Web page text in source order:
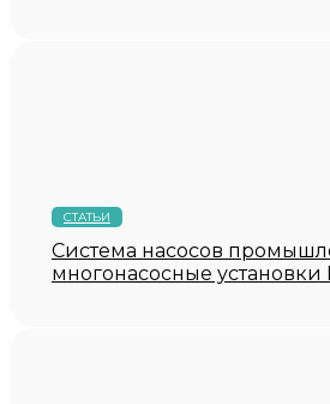
СТАТЬИ
Система насосов
многонасосные